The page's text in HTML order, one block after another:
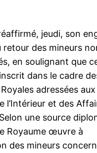
le1.ma
l'intelligence de
l'information